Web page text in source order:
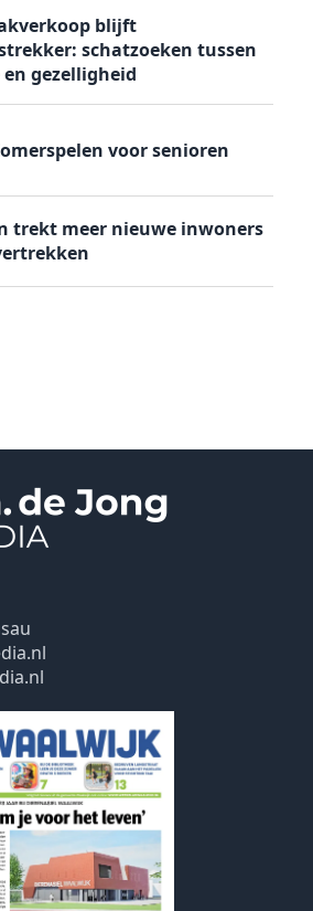
blijft
schatzoeken tussen
gezelligheid
voor senioren
trekt meer nieuwe inwoners